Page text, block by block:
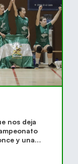
nos deja
y una